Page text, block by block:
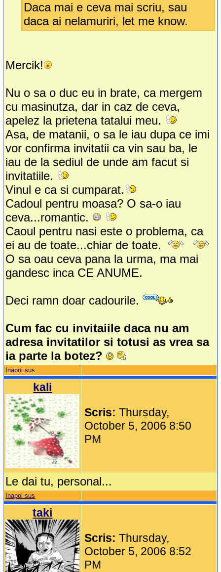
Daca mai e ceva mai scriu, sau
daca ai nelamuriri, let me know.
Mercik!
Nu o sa o duc eu in brate, ca mergem
cu masinutza, dar in caz de ceva,
apelez la prietena tatalui meu.
Asa, de matanii, o sa le iau dupa ce imi
vor confirma invitatii ca vin sau ba, le
iau de la sediul de unde am facut si
invitatiile.
Vinul e ca si cumparat.
Cadoul pentru moasa? O sa-o iau
ceva...romantic.
Caoul pentru nasi este o problema, ca
ei au de toate...chiar de toate.
O sa oau ceva pana la urma, ma mai
gandesc inca CE ANUME.
Deci ramn doar cadourile.
Cum fac cu invitaiile daca nu am
adresa invitatilor si totusi as vrea sa
ia parte la botez?
Inapoi sus
kali
Scris:Thursday,
October 5, 2006 8:50
PM
Le dai tu, personal...
Inapoi sus
taki
Scris:Thursday,
October 5, 2006 8:52
PM